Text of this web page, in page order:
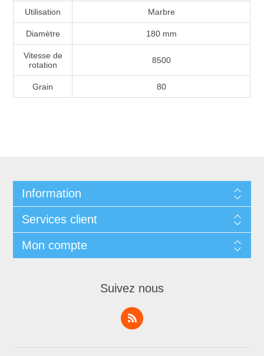
Utilisation Marbre
Diamètre 180 mm
Vitesse de
rotation
8500
Grain 80
Information
Services client
Mon compte
Suivez nous